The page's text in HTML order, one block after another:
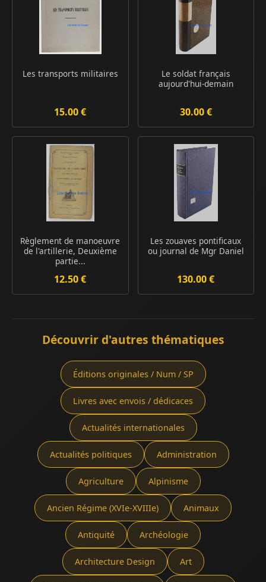
Les transports militaires
15.00 €
Le soldat français
aujourd'hui-demain
30.00 €
Règlement de manoeuvre
de l'artillerie, Deuxième
partie...
12.50 €
Les zouaves pontificaux
ou journal de Mgr Daniel
130.00 €
Découvrir d'autres thématiques
Éditions originales / Num / SP
Livres avec envois / dédicaces
Actualités internationales
Actualités politiques Administration
Agriculture Alpinisme
Ancien Régime (XVIe-XVIIIe) Animaux
Antiquité Archéologie
Architecture Design Art